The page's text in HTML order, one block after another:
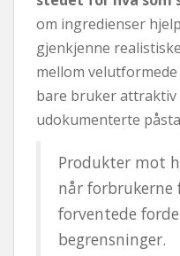
om ingredienser
gjenkjenne
mellom
bare bruker attraktiv
udokumenterte
Produkter mot
når forbrukerne
forventede
begrensninger.